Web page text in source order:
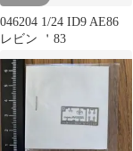
046204 1/24 ID9 AE86
レビン ＇83